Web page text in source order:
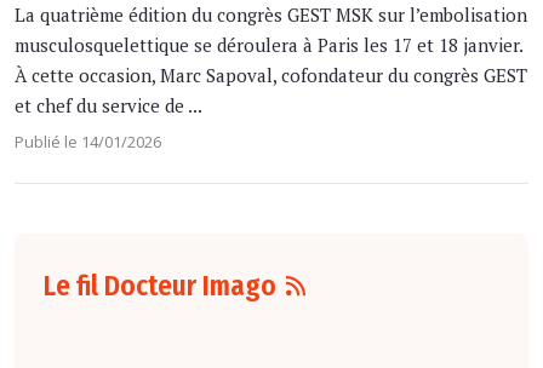
La quatrième édition du congrès GEST MSK sur l’embolisation
musculosquelettique se déroulera à Paris les 17 et 18 janvier.
À cette occasion, Marc Sapoval, cofondateur du congrès GEST
et chef du service de ...
Publié le 14/01/2026
Le fil Docteur Imago